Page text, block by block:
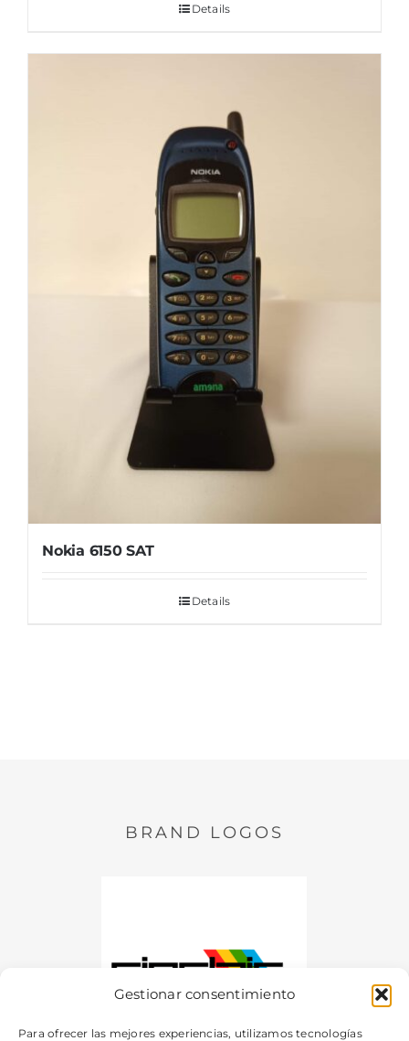
Gestionar consentimiento
Para ofrecer las mejores experiencias, utilizamos tecnologías
Details
Nokia 6150 SAT
Details
BRAND LOGOS